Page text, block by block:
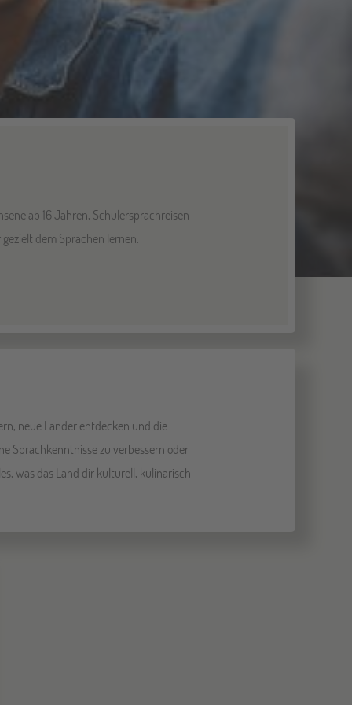
ab 16 Jahren, Schülersprachreisen
dem Sprachen lernen.
neue Länder entdecken und die
Sprachkenntnisse zu verbessern oder
was das Land dir kulturell, kulinarisch